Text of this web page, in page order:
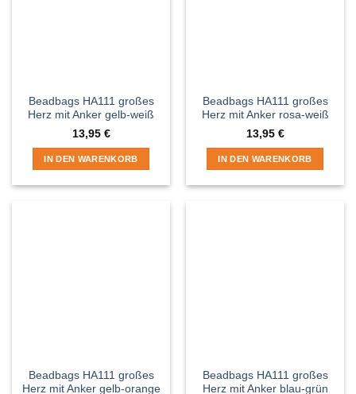
Beadbags HA111 großes
Herz mit Anker gelb-weiß
13,95 €
IN DEN WARENKORB
Beadbags HA111 großes
Herz mit Anker rosa-weiß
13,95 €
IN DEN WARENKORB
Beadbags HA111 großes
Herz mit Anker gelb-orange
Beadbags HA111 großes
Herz mit Anker blau-grün